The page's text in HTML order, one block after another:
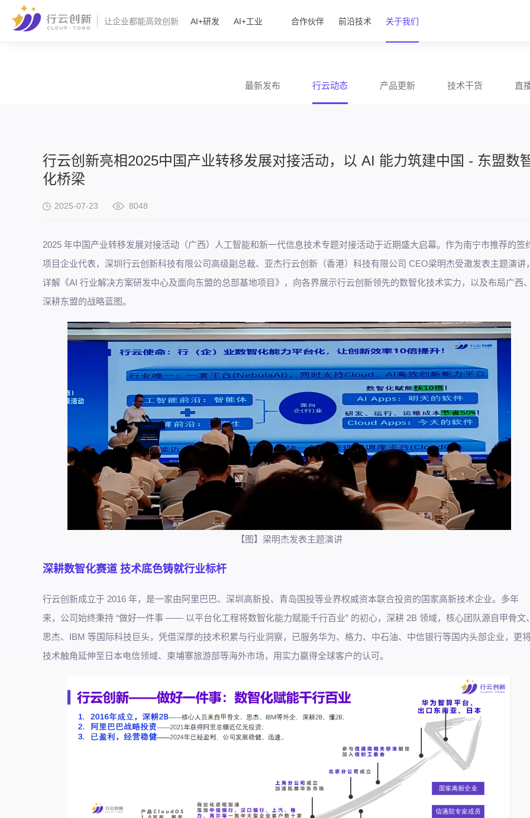
让企业都能高效创新 AI+研发 AI+工业 合作伙伴 前沿技术 关于我们
最新发布 行云动态 产品更新 技术干货 直
行云创新亮相2025中国产业转移发展对接活动，以 AI 能力筑建中国 - 东盟数
化桥梁
2025-07-23 8048
2025 年中国产业转移发展对接活动（广西）人工智能和新一代信息技术专题对接活动于近期盛大启幕。作为南宁市推荐的签
项目企业代表，深圳行云创新科技有限公司高级副总裁、亚杰行云创新（香港）科技有限公司 CEO梁明杰受邀发表主题演讲
详解《AI 行业解决方案研发中心及面向东盟的总部基地项目》，向各界展示行云创新领先的数智化技术实力，以及布局广西
深耕东盟的战略蓝图。
【图】梁明杰发表主题演讲
深耕数智化赛道 技术底色铸就行业标杆
行云创新成立于 2016 年，是一家由阿里巴巴、深圳高新投、青岛国投等业界权威资本联合投资的国家高新技术企业。多年
来，公司始终秉持 “做好一件事 —— 以平台化工程将数智化能力赋能千行百业” 的初心，深耕 2B 领域，核心团队源自甲骨文
思杰、IBM 等国际科技巨头，凭借深厚的技术积累与行业洞察，已服务华为、格力、中石油、中信银行等国内头部企业，更
技术触角延伸至日本电信领域、柬埔寨旅游部等海外市场，用实力赢得全球客户的认可。